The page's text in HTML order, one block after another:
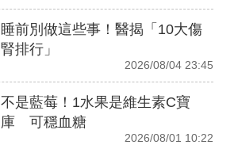
睡前別做這些事！醫揭「10大傷
腎排行」
2026/08/04 23:45
不是藍莓！1水果是維生素C寶
庫 可穩血糖
2026/08/01 10:22